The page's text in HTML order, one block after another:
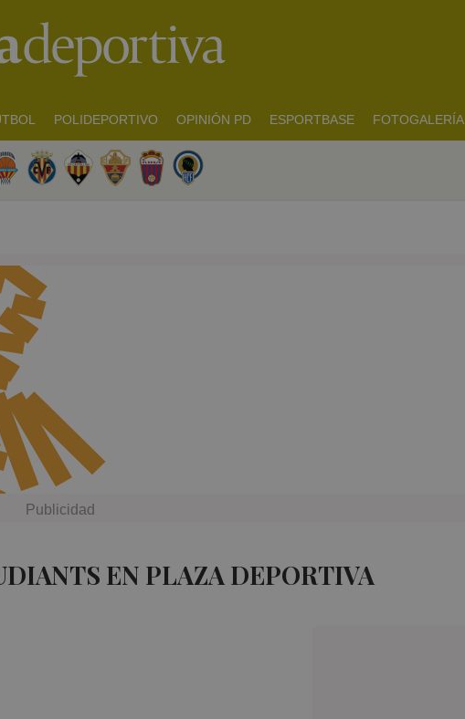
POLIDEPORTIVO OPINIÓN PD ESPORTBASE FOTOGALERÍA
EN PLAZA DEPORTIVA